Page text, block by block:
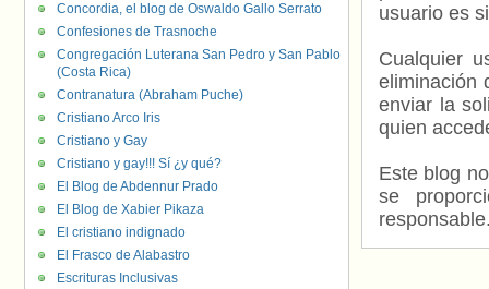
usuario es
Cualquier
eliminación
enviar la
quien
Este blog
se
Concordia, el blog de Oswaldo Gallo Serrato
Confesiones de Trasnoche
Congregación Luterana San Pedro y San Pablo
(Costa Rica)
Contranatura (Abraham Puche)
Cristiano Arco Iris
Cristiano y Gay
Cristiano y gay!!! Sí ¿y qué?
El Blog de Abdennur Prado
El Blog de Xabier Pikaza
El cristiano indignado
El Frasco de Alabastro
Escrituras Inclusivas